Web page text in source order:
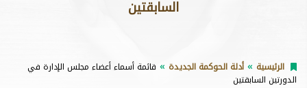
السابقتين
الرئيسية أدلة الحوكمة الجديدة
قائمة أسماء أعضاء مجلس الإدارة في
الدورتين السابقتين